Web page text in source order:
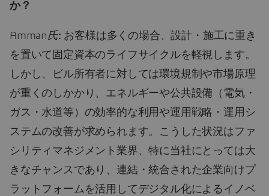
か？
Amman氏: お客様は多くの場合、設計・施工に重き
を置いて固定資本のライフサイクルを軽視します。
しかし、ビル所有者に対しては環境規制や市場原理
が重くのしかかり、エネルギーや公共設備（電気・
ガス・水道等）の効率的な利用や運用戦略・運用シ
ステムの改善が求められます。こうした状況はファ
シリティマネジメント業界、特に当社にとっては大
きなチャンスであり、連結・統合された企業向けプ
ラットフォームを活用してデジタル化によるイノベ